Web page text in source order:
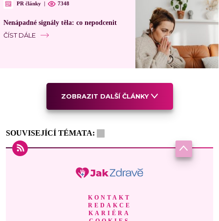
PR články 7348
Nenápadné signály těla: co nepodcenit
ČÍST DÁLE
ZOBRAZIT DALŠÍ ČLÁNKY
SOUVISEJÍCÍ TÉMATA:
KONTAKT
REDAKCE
KARIÉRA